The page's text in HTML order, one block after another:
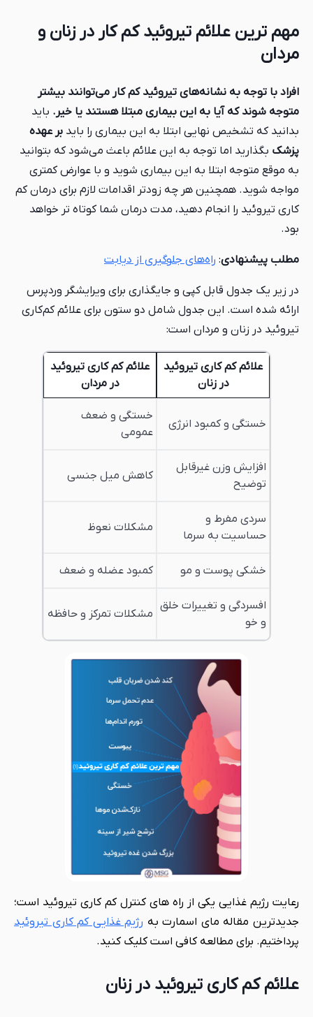
مهم ترین علائم تیروئید کم کار در زنان و
مردان
افراد با توجه به نشانه‌های تیروئید کم کار می‌‌توانند بیشتر
متوجه شوند که آیا به این بیماری مبتلا هستند یا خیر. باید
بدانید که تشخیص نهایی ابتلا به این بیماری را باید بر عهده
پزشک بگذارید اما توجه به این علائم باعث می‌شود که بتوانید
به موقع متوجه ابتلا به این بیماری شوید و با عوارض کمتری
مواجه شوید. همچنین هر چه زودتر اقدامات لازم برای درمان کم
کاری تیروئید را انجام دهید، مدت درمان شما کوتاه تر خواهد
بود.
مطلب پیشنهادی: راه‌های جلوگیری از دیابت
در زیر یک جدول قابل کپی و جایگذاری برای ویرایشگر وردپرس
ارائه شده است. این جدول شامل دو ستون برای علائم کم‌کاری
تیروئید در زنان و مردان است:
علائم کم‌ کاری تیروئید
در زنان
علائم کم‌ کاری تیروئید
در مردان
خستگی و کمبود انرژی
خستگی و ضعف
عمومی
افزایش وزن غیرقابل
توضیح
کاهش میل جنسی
سردی مفرط و
حساسیت به سرما
مشکلات نعوظ
خشکی پوست و مو کمبود عضله و ضعف
افسردگی و تغییرات خلق
و خو
مشکلات تمرکز و حافظه
رعایت رژیم غذایی یکی از راه های کنترل کم کاری تیروئید است؛
جدیدترین مقاله مای اسمارت به رژیم غذایی کم کاری تیروئید
پرداختیم. برای مطالعه کافی است کلیک کنید.
علائم کم کاری تیروئید در زنان